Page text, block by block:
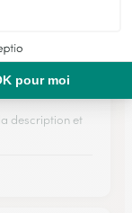
description et